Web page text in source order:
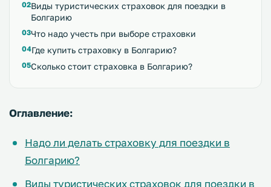
Виды туристических страховок для поездки в
Болгарию
Что надо учесть при выборе страховки
Где купить страховку в Болгарию?
Сколько стоит страховка в Болгарию?
Оглавление:
Надо ли делать страховку для поездки в
Болгарию?
Виды туристических страховок для поездки в